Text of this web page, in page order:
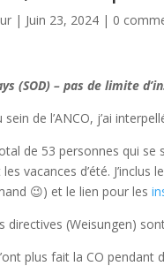
| Juin 23, 2024 | 0
(SOD) – pas de limite
de l’ANCO, j’ai
de 53 personnes qui se
vacances d’été. J’inclus
😉) et le lien pour les
directives (Weisungen)
plus fait la CO